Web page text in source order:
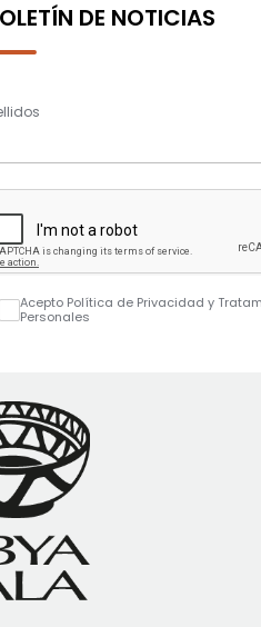
DE NOTICIAS
Acepto Política de Privacidad y
Personales